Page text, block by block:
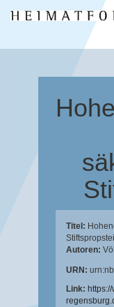
Titel:
Stiftspropstei
Autoren:
URN:
Link: